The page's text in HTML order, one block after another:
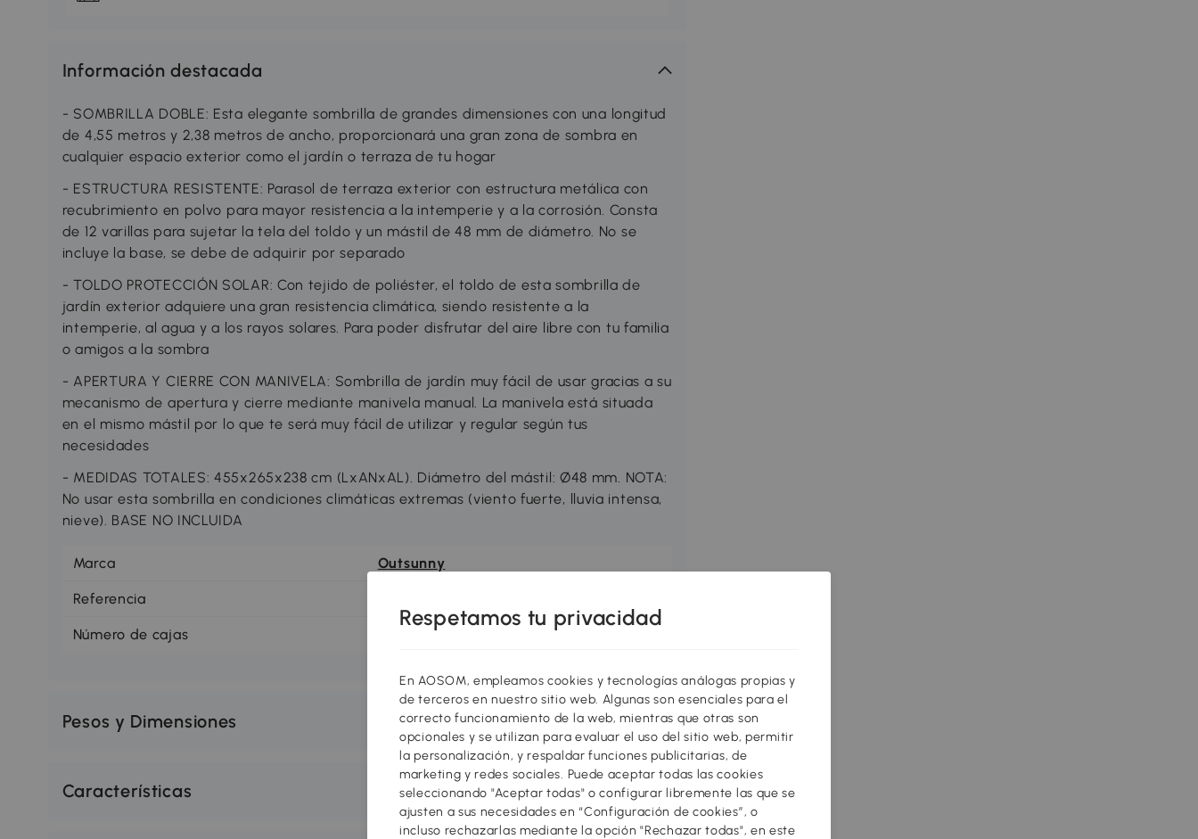
Información destacada
- SOMBRILLA DOBLE: Esta elegante sombrilla de grandes dimensiones con una longitud
de 4,55 metros y 2,38 metros de ancho, proporcionará una gran zona de sombra en
cualquier espacio exterior como el jardín o terraza de tu hogar
- ESTRUCTURA RESISTENTE: Parasol de terraza exterior con estructura metálica con
recubrimiento en polvo para mayor resistencia a la intemperie y a la corrosión. Consta
de 12 varillas para sujetar la tela del toldo y un mástil de 48 mm de diámetro. No se
incluye la base, se debe de adquirir por separado
- TOLDO PROTECCIÓN SOLAR: Con tejido de poliéster, el toldo de esta sombrilla de
jardín exterior adquiere una gran resistencia climática, siendo resistente a la
intemperie, al agua y a los rayos solares. Para poder disfrutar del aire libre con tu familia
o amigos a la sombra
- APERTURA Y CIERRE CON MANIVELA: Sombrilla de jardín muy fácil de usar gracias a su
mecanismo de apertura y cierre mediante manivela manual. La manivela está situada
en el mismo mástil por lo que te será muy fácil de utilizar y regular según tus
necesidades
- MEDIDAS TOTALES: 455x265x238 cm (LxANxAL). Diámetro del mástil: Ø48 mm. NOTA:
No usar esta sombrilla en condiciones climáticas extremas (viento fuerte, lluvia intensa,
nieve). BASE NO INCLUIDA
Marca Outsunny
Referencia
Número de cajas
Pesos y Dimensiones
Características
Respetamos tu privacidad
En AOSOM, empleamos cookies y tecnologías análogas propias y
de terceros en nuestro sitio web. Algunas son esenciales para el
correcto funcionamiento de la web, mientras que otras son
opcionales y se utilizan para evaluar el uso del sitio web, permitir
la personalización, y respaldar funciones publicitarias, de
marketing y redes sociales. Puede aceptar todas las cookies
seleccionando "Aceptar todas" o configurar libremente las que se
ajusten a sus necesidades en “Configuración de cookies”, o
incluso rechazarlas mediante la opción "Rechazar todas", en este